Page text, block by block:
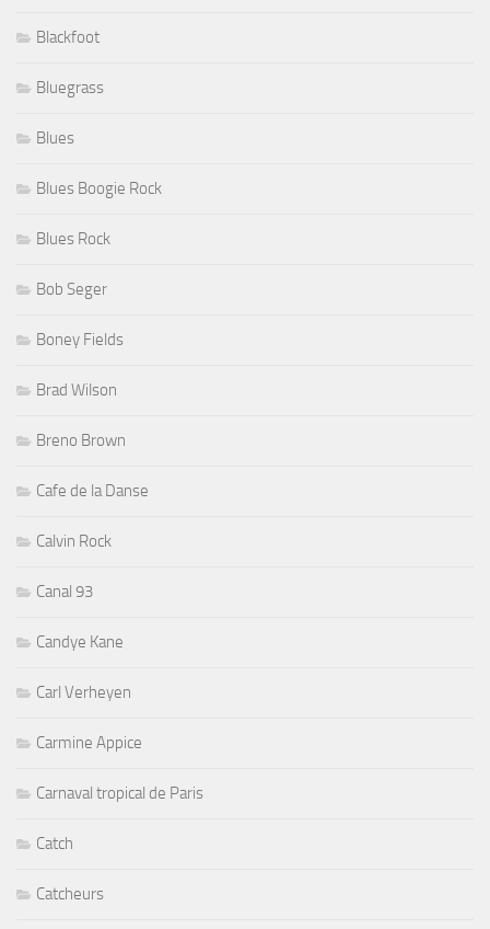
Blackfoot
Bluegrass
Blues
Blues Boogie Rock
Blues Rock
Bob Seger
Boney Fields
Brad Wilson
Breno Brown
Cafe de la Danse
Calvin Rock
Canal 93
Candye Kane
Carl Verheyen
Carmine Appice
Carnaval tropical de Paris
Catch
Catcheurs